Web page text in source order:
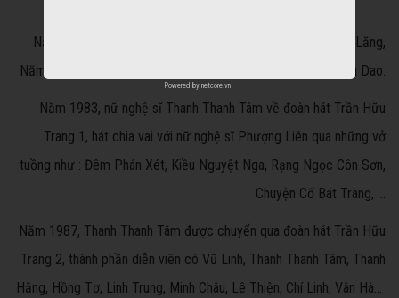
Năm 1981 cô thành hôn với con trai của đạo diễn Lưu Chi Lăng,
Năm 1982, cô sanh đứa con gái đầu lòng, đặt tên Lưu Thị Ca Dao.
Năm 1983, nữ nghệ sĩ Thanh Thanh Tâm về đoàn hát Trần Hữu
Trang 1, hát chia vai với nữ nghệ sĩ Phượng Liên qua những vở
tuồng như : Đêm Phán Xét, Kiều Nguyệt Nga, Rạng Ngọc Côn Sơn,
Chuyện Cổ Bát Tràng, …
Năm 1987, Thanh Thanh Tâm được chuyển qua đoàn hát Trần Hữu
Trang 2, thành phần diễn viên có Vũ Linh, Thanh Thanh Tâm, Thanh
Hằng, Hồng Tơ, Linh Trung, Minh Châu, Lê Thiện, Chí Linh, Vân Hà…
Powered by netcore.vn